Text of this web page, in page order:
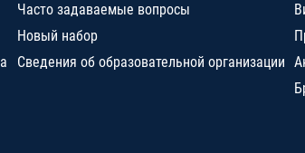
Часто задаваемые вопросы
Новый набор
Сведения об образовательной организации